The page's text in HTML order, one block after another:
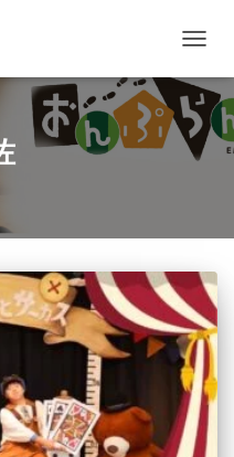
ビ
ゲ
ー
シ
ョ
え